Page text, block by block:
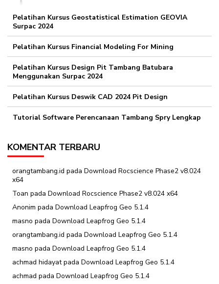
Pelatihan Kursus Geostatistical Estimation GEOVIA
Surpac 2024
Pelatihan Kursus Financial Modeling For Mining
Pelatihan Kursus Design Pit Tambang Batubara
Menggunakan Surpac 2024
Pelatihan Kursus Deswik CAD 2024 Pit Design
Tutorial Software Perencanaan Tambang Spry Lengkap
KOMENTAR TERBARU
orangtambang.id pada Download Rocscience Phase2 v8.024
x64
Toan pada Download Rocscience Phase2 v8.024 x64
Anonim pada Download Leapfrog Geo 5.1.4
masno pada Download Leapfrog Geo 5.1.4
orangtambang.id pada Download Leapfrog Geo 5.1.4
masno pada Download Leapfrog Geo 5.1.4
achmad hidayatpada Download Leapfrog Geo 5.1.4
achmad pada Download Leapfrog Geo 5.1.4